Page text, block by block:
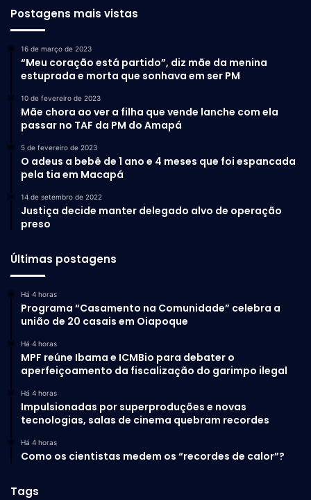
Postagens mais vistas
16 de março de 2023
“Meu coração está partido”, diz mãe da menina
estuprada e morta que sonhava em ser PM
10 de fevereiro de 2023
Mãe chora ao ver a filha que vende lanche com ela
passar no TAF da PM do Amapá
5 de fevereiro de 2023
O adeus a bebê de 1 ano e 4 meses que foi espancada
pela tia em Macapá
14 de setembro de 2022
Justiça decide manter delegado alvo de operação
preso
Últimas postagens
Há 4 horas
Programa “Casamento na Comunidade” celebra a
união de 20 casais em Oiapoque
Há 4 horas
MPF reúne Ibama e ICMBio para debater o
aperfeiçoamento da fiscalização do garimpo ilegal
Há 4 horas
Impulsionadas por superproduções e novas
tecnologias, salas de cinema quebram recordes
Há 4 horas
Como os cientistas medem os “recordes de calor”?
Tags